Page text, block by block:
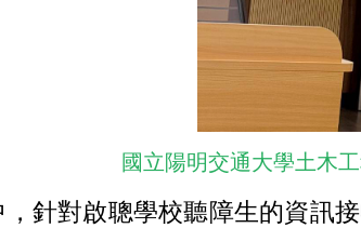
國立陽明交通大學土木
針對啟聰學校聽障生的資訊